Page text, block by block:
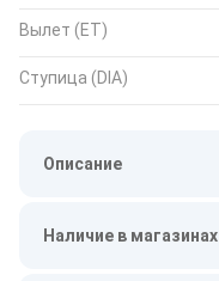
Вылет (ET)
Ступица (DIA)
Описание
Наличие в магазинах